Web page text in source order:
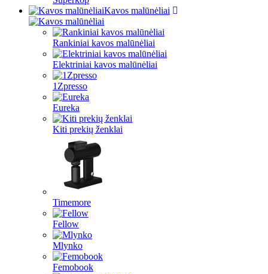
Kavos malūnėliai
Rankiniai kavos malūnėliai
Elektriniai kavos malūnėliai
1Zpresso
Eureka
Kiti prekių ženklai
Timemore
Fellow
Mlynko
Femobook